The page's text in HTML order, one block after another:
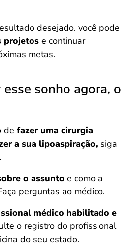
desejado, você pode
projetos e continuar
metas.
sonho agora, o
de fazer uma cirurgia
a sua lipoaspiração, siga
o assunto e como a
perguntas ao médico.
médico habilitado e
o registro do profissional
do seu estado.